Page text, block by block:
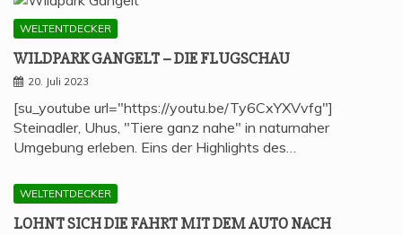
WELTENTDECKER
WILD­PARK GAN­GELT – DIE FLUGSCHAU
20. Juli 2023
[su_youtube url="https://youtu.be/Ty6CxYXVvfg"]
Steinadler, Uhus, "Tiere ganz nahe" in naturnaher
Umgebung erleben. Eins der Highlights des…
WELTENTDECKER
LOHNT SICH DIE FAHRT MIT DEM AUTO NACH